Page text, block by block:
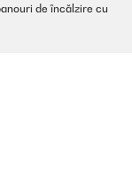
de încălzire cu